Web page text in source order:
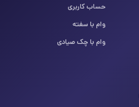
حساب کاربری
وام با سفته
وام با چک صیادی